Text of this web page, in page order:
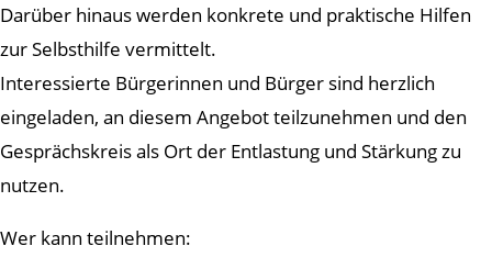
Darüber hinaus werden konkrete und praktische Hilfen
zur Selbsthilfe vermittelt.
Interessierte Bürgerinnen und Bürger sind herzlich
eingeladen, an diesem Angebot teilzunehmen und den
Gesprächskreis als Ort der Entlastung und Stärkung zu
nutzen.
Wer kann teilnehmen: